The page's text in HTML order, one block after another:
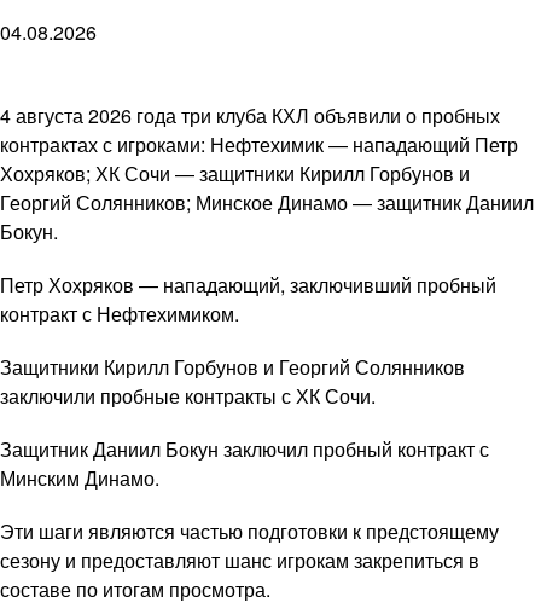
04.08.2026
4 августа 2026 года три клуба КХЛ объявили о пробных
контрактах с игроками: Нефтехимик — нападающий Петр
Хохряков; ХК Сочи — защитники Кирилл Горбунов и
Георгий Солянников; Минское Динамо — защитник Даниил
Бокун.
Петр Хохряков — нападающий, заключивший пробный
контракт с Нефтехимиком.
Защитники Кирилл Горбунов и Георгий Солянников
заключили пробные контракты с ХК Сочи.
Защитник Даниил Бокун заключил пробный контракт с
Минским Динамо.
Эти шаги являются частью подготовки к предстоящему
сезону и предоставляют шанс игрокам закрепиться в
составе по итогам просмотра.